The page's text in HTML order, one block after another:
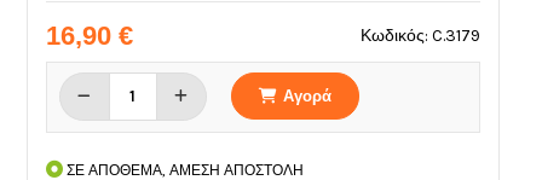
Κωδικός: C.3179
16,90 €
Αγορά
ΣΕ ΑΠΟΘΕΜΑ, ΑΜΕΣΗ ΑΠΟΣΤΟΛΗ